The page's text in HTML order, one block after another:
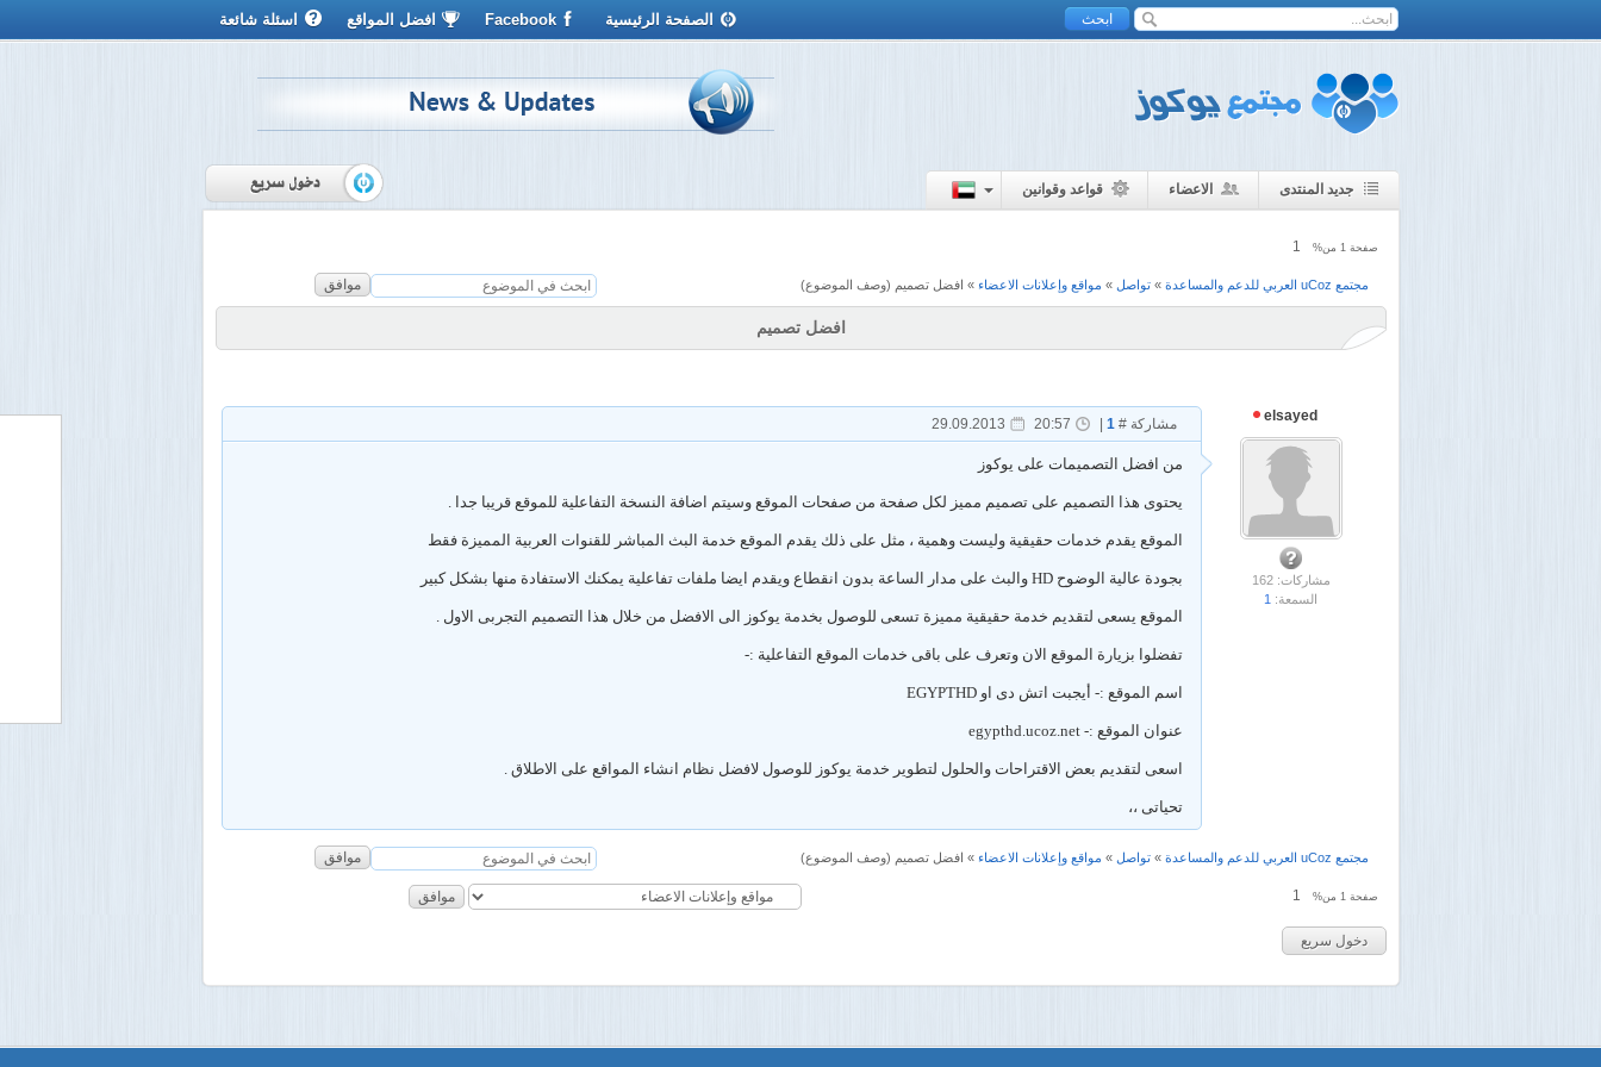
اسئلة شائعة افضل المواقع Facebook الصفحة الرئيسية
قواعد وقوانين الاعضاء جديد المنتدى
صفحة1 من% 1
مجتمع uCoz العربي للدعم والمساعدة » تواصل » مواقع وإعلانات الاعضاء » افضل تصميم (وصف الموضوع) موافق
افضل تصميم
elsayed
مشاركات: 162
السمعة: 1
مشاركة #1
20:57
29.09.2013
من افضل التصميمات على يوكوز
يحتوى هذا التصميم على تصميم مميز لكل صفحة من صفحات الموقع وسيتم اضافة النسخة التفاعلية للموقع قريبا جدا .
الموقع يقدم خدمات حقيقية وليست وهمية ، مثل على ذلك يقدم الموقع خدمة البث المباشر للقنوات العربية المميزة فقط
بجودة عالية الوضوح HD والبث على مدار الساعة بدون انقطاع ويقدم ايضا ملفات تفاعلية يمكنك الاستفادة منها بشكل كبير
الموقع يسعى لتقديم خدمة حقيقية مميزة تسعى للوصول بخدمة يوكوز الى الافضل من خلال هذا التصميم التجربى الاول .
تفضلوا بزيارة الموقع الان وتعرف على باقى خدمات الموقع التفاعلية :-
اسم الموقع :- أيجبت اتش دى او EGYPTHD
عنوان الموقع :- egypthd.ucoz.net
اسعى لتقديم بعض الاقتراحات والحلول لتطوير خدمة يوكوز للوصول لافضل نظام انشاء المواقع على الاطلاق .
تحياتى ،،
مجتمع uCoz العربي للدعم والمساعدة » تواصل » مواقع وإعلانات الاعضاء » افضل تصميم (وصف الموضوع) موافق
صفحة1 من% 1 موافق